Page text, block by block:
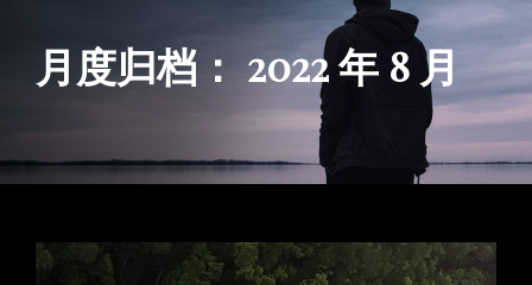
月度归档：2022 年 8 月